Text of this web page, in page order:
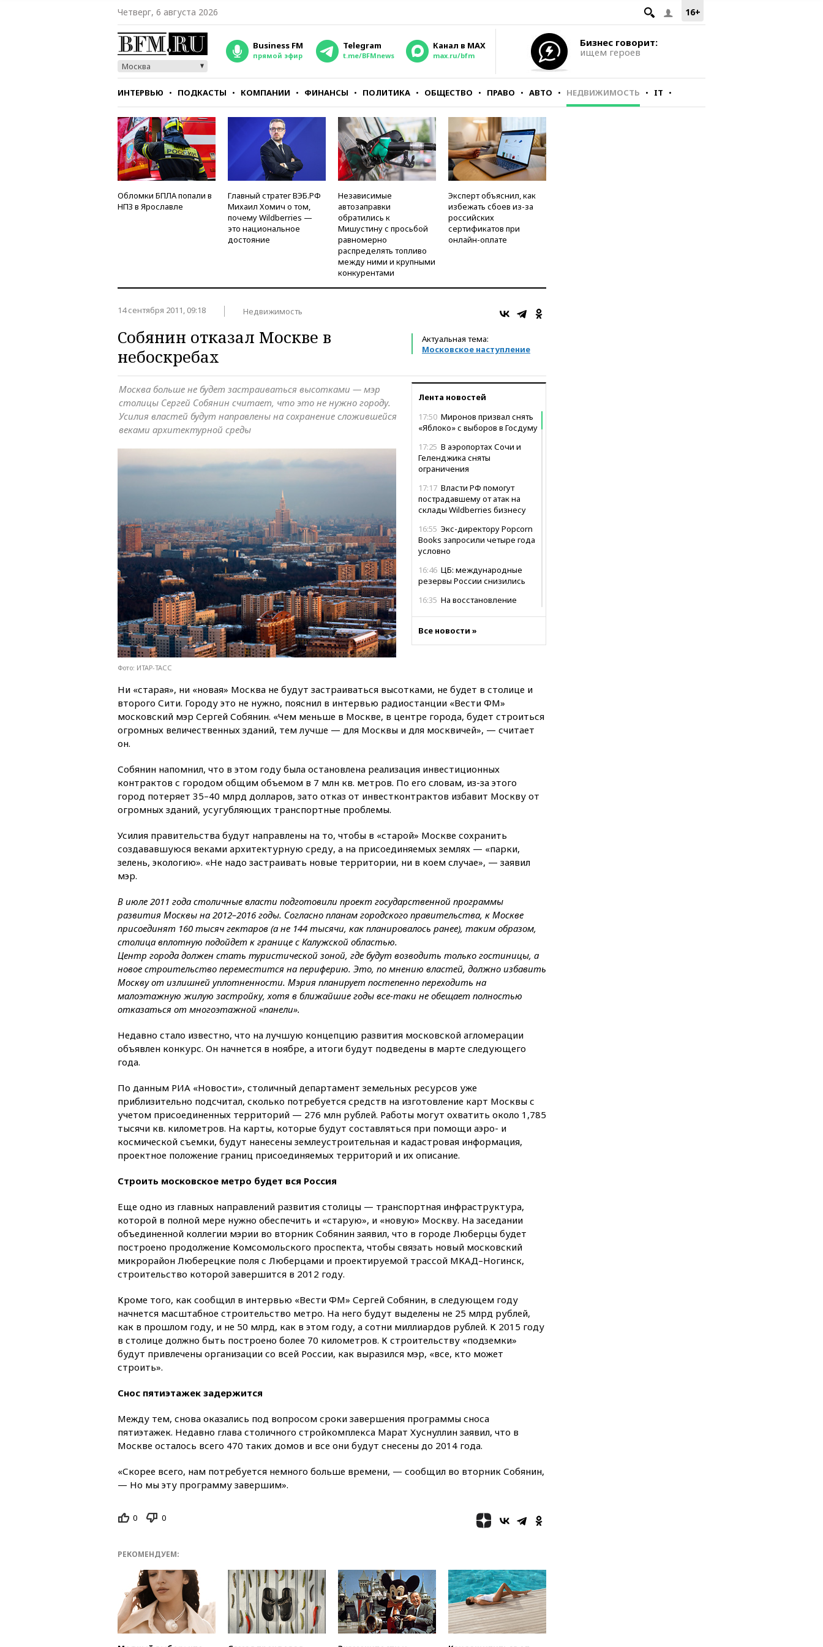
16+
Четверг, 6 августа 2026
Москва
Business FM
прямой эфир
Telegram
t.me/BFMnews
Канал в MAX
max.ru/bfm
Бизнес говорит:
ищем героев
ИНТЕРВЬЮ ПОДКАСТЫ КОМПАНИИ ФИНАНСЫ ПОЛИТИКА ОБЩЕСТВО ПРАВО АВТО НЕДВИЖИМОСТЬ IT
СТИЛЬ ТЕСТЫ
Обломки БПЛА попали в
НПЗ в Ярославле
Главный стратег ВЭБ.РФ
Михаил Хомич о том,
почему Wildberries —
это национальное
достояние
Независимые
автозаправки
обратились к
Мишустину с просьбой
равномерно
распределять топливо
между ними и крупными
конкурентами
Эксперт объяснил, как
избежать сбоев из-за
российских
сертификатов при
онлайн-оплате
14 сентября 2011, 09:18 Недвижимость
Актуальная тема:
Московское наступление
Собянин отказал Москве в
небоскребах
Лента новостей
17:50 Миронов призвал снять
«Яблоко» с выборов в Госдуму
17:25 В аэропортах Сочи и
Геленджика сняты
ограничения
17:17 Власти РФ помогут
пострадавшему от атак на
склады Wildberries бизнесу
16:55 Экс-директору Popcorn
Books запросили четыре года
условно
16:46 ЦБ: международные
резервы России снизились
16:35 На восстановление
5 введен в эксплуатацию
Два человека погибли
при атаках дронов ВСУ в
Брянской области
сальмонеллеза
14:57Жара в Европе может
нанести ущерб экономике в
14:49Пентагон озаботился
критикой Трампа по поводу
дефицита боеприпасов
оборонном предприятии
14:21АТОР сообщила о
снижении цен на авиабилеты
14:19 Масштабный сбой
произошел в рунете
14:14«Ведомости»: Озон банк
не пострадает от британских
Японию вассалом США
13:38В эфире «Радиостанции
Судного дня» прозвучали три
сообщения
13:29Восемь человек
пострадали при наезде
13:13СК возбудил дело по
факту гибели женщины и
ребенка в Раменском
12:57В Луганске при ракетном
ударе ВСУ по складу
преступлений, связанных с
отмыванием денег, достигло
рекордного показателя
12:40В Подмосковье
женщина и трехлетний
общественный транспорт
12:15
Иран и Оман
согласовали главные пункты
Ормузского пролива
разведданными с Украиной
11:37
В Ярославской области
обломки БПЛА упали в
резервуары НПЗ
11:19
МИД России ответил на
критику мэра Хиросимы в
годовщину ядерной
Все новости »
Москва больше не будет застраиваться высотками — мэр
столицы Сергей Собянин считает, что это не нужно городу.
Усилия властей будут направлены на сохранение сложившейся
веками архитектурной среды
Фото: ИТАР-ТАСС
Ни «старая», ни «новая» Москва не будут застраиваться высотками, не будет в столице и
второго Сити. Городу это не нужно, пояснил в интервью радиостанции «Вести ФМ»
московский мэр Сергей Собянин. «Чем меньше в Москве, в центре города, будет строиться
огромных величественных зданий, тем лучше — для Москвы и для москвичей», — считает
он.
Собянин напомнил, что в этом году была остановлена реализация инвестиционных
контрактов с городом общим объемом в 7 млн кв. метров. По его словам, из-за этого
город потеряет 35–40 млрд долларов, зато отказ от инвестконтрактов избавит Москву от
огромных зданий, усугубляющих транспортные проблемы.
Усилия правительства будут направлены на то, чтобы в «старой» Москве сохранить
создававшуюся веками архитектурную среду, а на присоединяемых землях — «парки,
зелень, экологию». «Не надо застраивать новые территории, ни в коем случае», — заявил
мэр.
В июле 2011 года столичные власти подготовили проект государственной программы
развития Москвы на 2012–2016 годы. Согласно планам городского правительства, к Москве
присоединят 160 тысяч гектаров (а не 144 тысячи, как планировалось ранее), таким образом,
столица вплотную подойдет к границе с Калужской областью.
Центр города должен стать туристической зоной, где будут возводить только гостиницы, а
новое строительство переместится на периферию. Это, по мнению властей, должно избавить
Москву от излишней уплотненности. Мэрия планирует постепенно переходить на
малоэтажную жилую застройку, хотя в ближайшие годы все-таки не обещает полностью
отказаться от многоэтажной «панели».
Недавно стало известно, что на лучшую концепцию развития московской агломерации
объявлен конкурс. Он начнется в ноябре, а итоги будут подведены в марте следующего
года.
По данным РИА «Новости», столичный департамент земельных ресурсов уже
приблизительно подсчитал, сколько потребуется средств на изготовление карт Москвы с
учетом присоединенных территорий — 276 млн рублей. Работы могут охватить около 1,785
тысячи кв. километров. На карты, которые будут составляться при помощи аэро- и
космической съемки, будут нанесены землеустроительная и кадастровая информация,
проектное положение границ присоединяемых территорий и их описание.
Строить московское метро будет вся Россия
Еще одно из главных направлений развития столицы — транспортная инфраструктура,
которой в полной мере нужно обеспечить и «старую», и «новую» Москву. На заседании
объединенной коллегии мэрии во вторник Собянин заявил, что в городе Люберцы будет
построено продолжение Комсомольского проспекта, чтобы связать новый московский
микрорайон Люберецкие поля с Люберцами и проектируемой трассой МКАД–Ногинск,
строительство которой завершится в 2012 году.
Кроме того, как сообщил в интервью «Вести ФМ» Сергей Собянин, в следующем году
начнется масштабное строительство метро. На него будут выделены не 25 млрд рублей,
как в прошлом году, и не 50 млрд, как в этом году, а сотни миллиардов рублей. К 2015 году
в столице должно быть построено более 70 километров. К строительству «подземки»
будут привлечены организации со всей России, как выразился мэр, «все, кто может
строить».
Снос пятиэтажек задержится
Между тем, снова оказались под вопросом сроки завершения программы сноса
пятиэтажек. Недавно глава столичного стройкомплекса Марат Хуснуллин заявил, что в
Москве осталось всего 470 таких домов и все они будут снесены до 2014 года.
«Скорее всего, нам потребуется немного больше времени, — сообщил во вторник Собянин,
— Но мы эту программу завершим».
0 0
РЕКОМЕНДУЕМ: